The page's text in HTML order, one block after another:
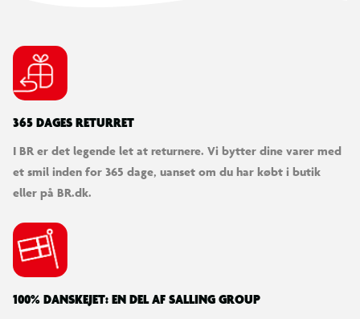
365 DAGES RETURRET
I BR er det legende let at returnere. Vi bytter dine varer med
et smil inden for 365 dage, uanset om du har købt i butik
eller på BR.dk.
100% DANSKEJET: EN DEL AF SALLING GROUP